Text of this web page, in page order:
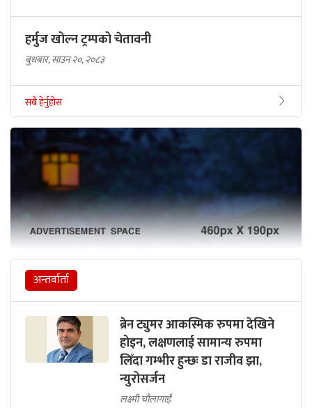
हर्मुज खोल्न ट्रम्पको चेतावनी
बुधबार, साउन २०, २०८३
सबै हेर्नुहोस
अन्तर्वार्ता
ब्रेन ट्युमर आकस्मिक रुपमा देखिने
होइन, लक्षणलाई सामान्य रुपमा
लिँदा गम्भीर हुन्छः डा राजीव झा,
न्युरोसर्जन
लक्ष्मी चौलागाईं